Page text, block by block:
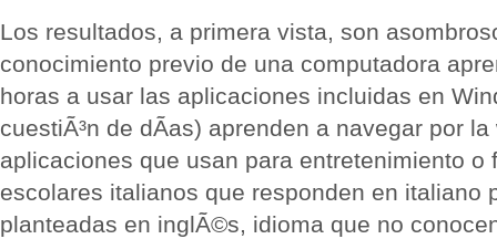
Los resultados, a primera vista, son
conocimiento previo de una computadora
horas a usar las aplicaciones incluidas en
cuestiÃ³n de dÃ­as) aprenden a navegar por
aplicaciones que usan para entretenimiento o
escolares italianos que responden en italiano
planteadas en inglÃ©s, idioma que no